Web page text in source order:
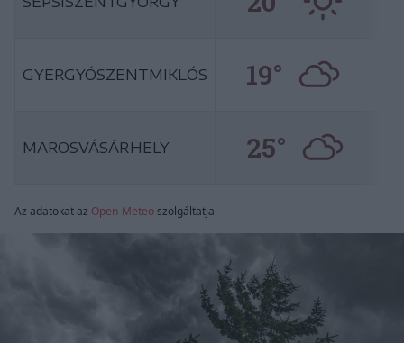
GYERGYÓSZENTMIKLÓS 19°
MAROSVÁSÁRHELY 25°
Az adatokat az Open-Meteo szolgáltatja